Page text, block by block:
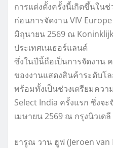
การแต่งตั้งครั้งนี้เกิดขึ้นใน
ก่อนการจัดงาน VIV
มิถุนายน 2569 ณ
ประเทศเนเธอร์แลนด์
ซึ่งในปีนี้ถือเป็นการจัดงาน
ของงานแสดงสินค้าระดับโ
พร้อมทั้งเป็นช่วงเตรียมคว
Select India ครั้งแรก ซึ่งจ
เมษายน 2569 ณ กรุงนิวเดลี
ยารูณ วาน ฮูฟ (Jeroen